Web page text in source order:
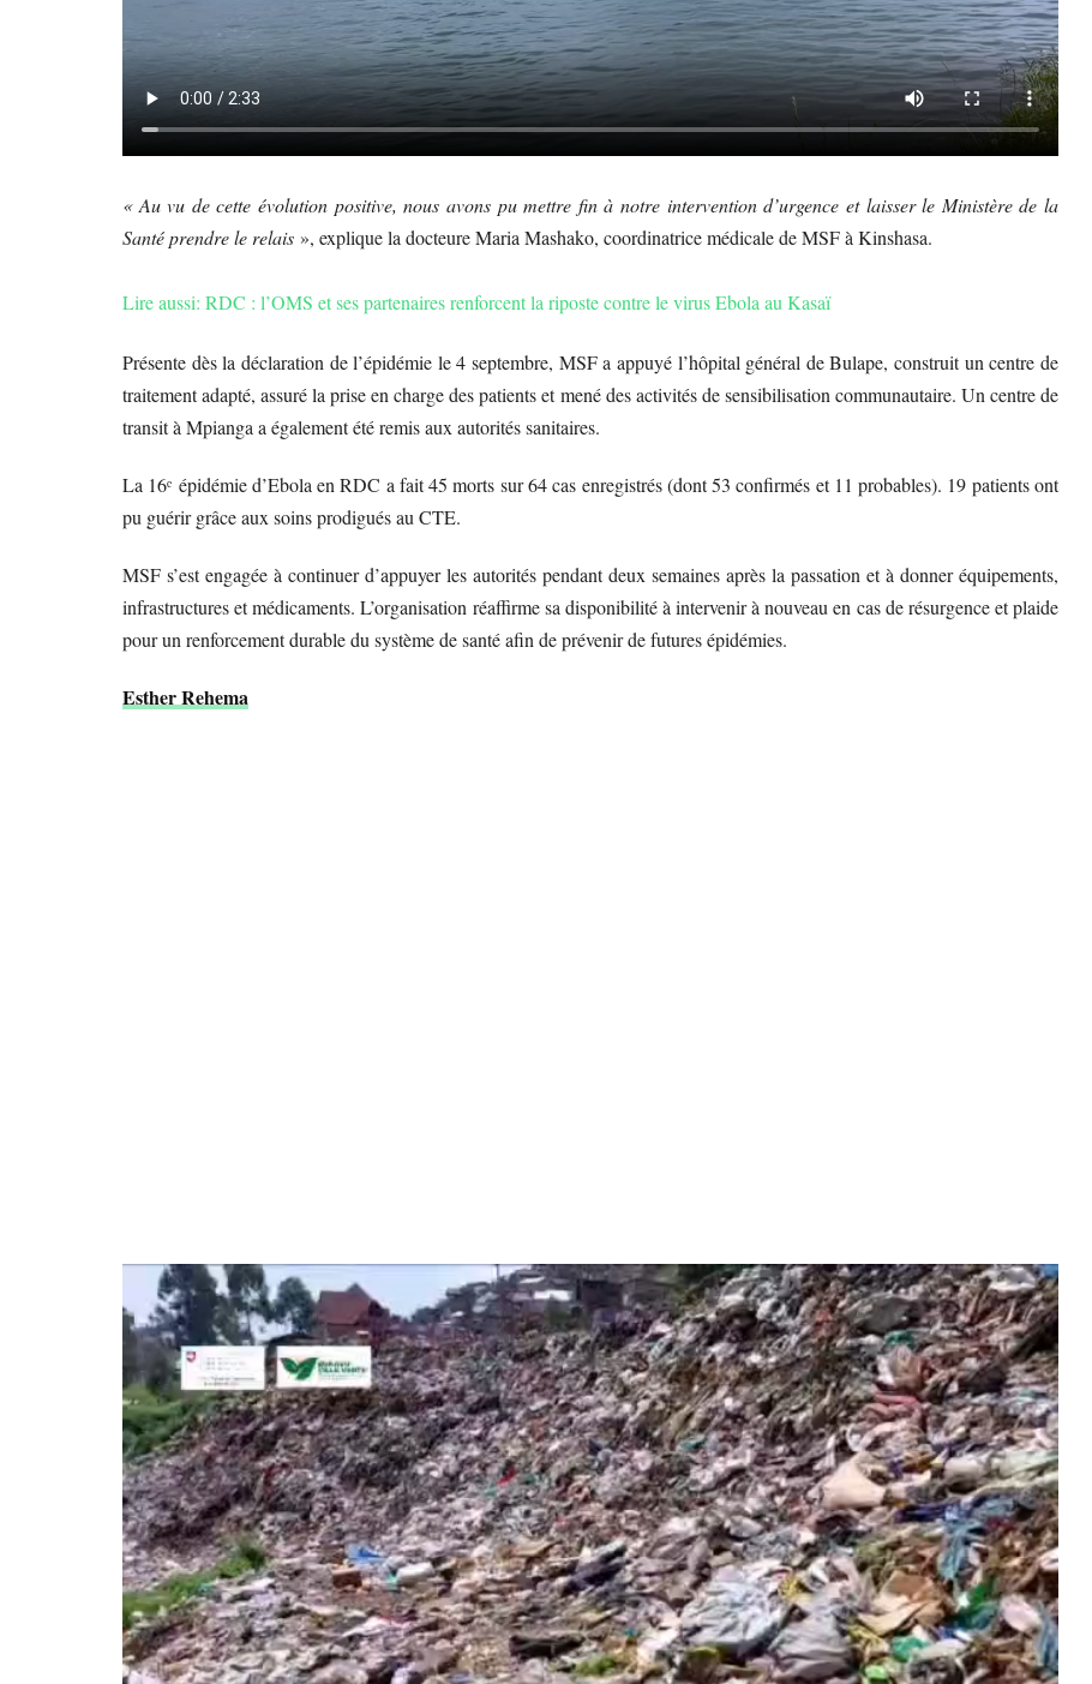
« Au vu de cette évolution positive, nous avons pu mettre fin à notre intervention d’urgence et laisser le Ministère de la
Santé prendre le relais », explique la docteure Maria Mashako, coordinatrice médicale de MSF à Kinshasa.
Lire aussi: RDC : l’OMS et ses partenaires renforcent la riposte contre le virus Ebola au Kasaï
Présente dès la déclaration de l’épidémie le 4 septembre, MSF a appuyé l’hôpital général de Bulape, construit un centre de
traitement adapté, assuré la prise en charge des patients et mené des activités de sensibilisation communautaire. Un centre de
transit à Mpianga a également été remis aux autorités sanitaires.
La 16ᵉ épidémie d’Ebola en RDC a fait 45 morts sur 64 cas enregistrés (dont 53 confirmés et 11 probables). 19 patients ont
pu guérir grâce aux soins prodigués au CTE.
MSF s’est engagée à continuer d’appuyer les autorités pendant deux semaines après la passation et à donner équipements,
infrastructures et médicaments. L’organisation réaffirme sa disponibilité à intervenir à nouveau en cas de résurgence et plaide
pour un renforcement durable du système de santé afin de prévenir de futures épidémies.
Esther Rehema